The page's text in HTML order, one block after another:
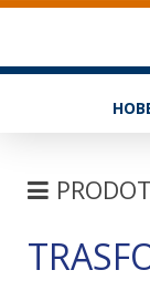
SCALE